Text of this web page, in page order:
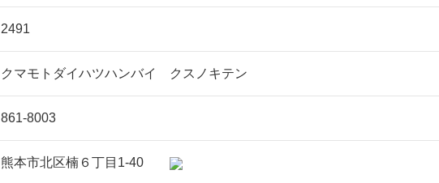
2491
クマモトダイハツハンバイ クスノキテン
861-8003
熊本市北区楠６丁目1-40